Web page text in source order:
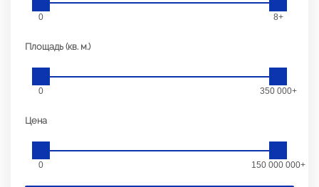
0 8+
Площадь (кв. м.)
0 350 000+
Цена
0 150 000 000+